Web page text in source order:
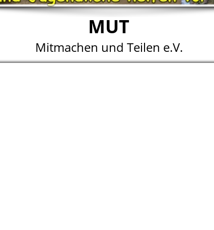
MUT
Mitmachen und Teilen e.V.